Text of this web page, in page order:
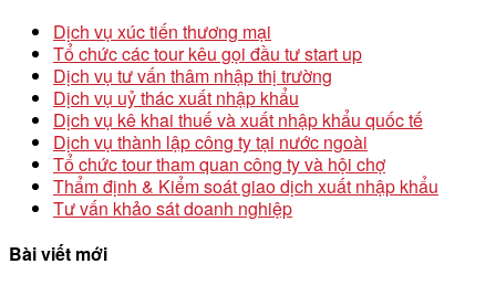
Dịch vụ xúc tiến thương mại
Tổ chức các tour kêu gọi đầu tư start up
Dịch vụ tư vấn thâm nhập thị trường
Dịch vụ uỷ thác xuất nhập khẩu
Dịch vụ kê khai thuế và xuất nhập khẩu quốc tế
Dịch vụ thành lập công ty tại nước ngoài
Tổ chức tour tham quan công ty và hội chợ
Thẩm định & Kiểm soát giao dịch xuất nhập khẩu
Tư vấn khảo sát doanh nghiệp
Bài viết mới